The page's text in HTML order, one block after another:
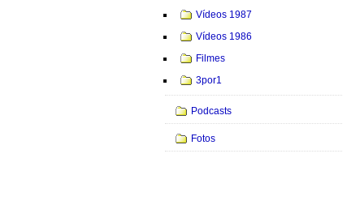
Vídeos 1987
Vídeos 1986
Filmes
3por1
Podcasts
Fotos